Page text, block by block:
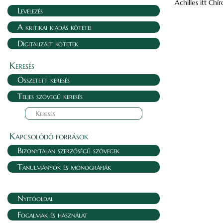
Levelezés
A kritikai kiadás kötetei
Digitalizált kötetek
Keresés
Összetett keresés
Teljes szövegű keresés
Kapcsolódó források
Bizonytalan szerzőségű szövegek
Tanulmányok és monográfiák
Nyitóoldal
Fogalmak és használat
Achilles itt